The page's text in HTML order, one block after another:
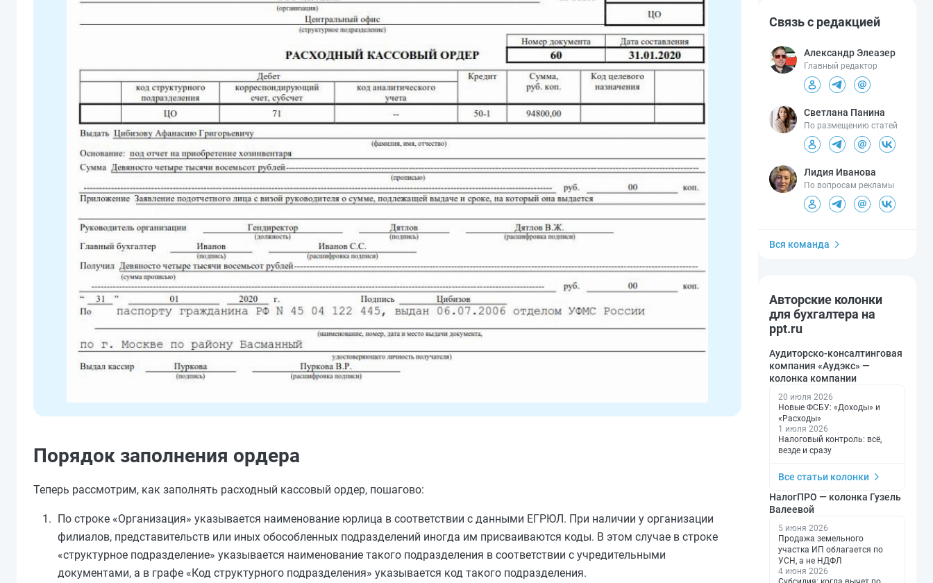
Порядок заполнения ордера
Теперь рассмотрим, как заполнять расходный кассовый ордер, пошагово:
По строке «Организация» указывается наименование юрлица в соответствии с данными ЕГРЮЛ. При наличии у организации
филиалов, представительств или иных обособленных подразделений иногда им присваиваются коды. В этом случае в строке
«структурное подразделение» указывается наименование такого подразделения в соответствии с учредительными
документами, а в графе «Код структурного подразделения» указывается код такого подразделения.
Связь с редакцией
Александр Элеазер
Главный редактор
Светлана Панина
По размещению статей
Лидия Иванова
По вопросам рекламы
Вся команда
Авторские колонки
для бухгалтера на
ppt.ru
Аудиторско-консалтинговая
компания «Аудэкс» —
колонка компании
20 июля 2026
Новые ФСБУ: «Доходы» и
«Расходы»
1 июля 2026
Налоговый контроль: всё,
везде и сразу
Все статьи колонки
НалогПРО — колонка Гузель
Валеевой
5 июня 2026
Продажа земельного
участка ИП облагается по
УСН, а не НДФЛ
4 июня 2026